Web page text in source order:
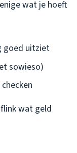
wat je hoeft
goed uitziet
sowieso)
wat geld